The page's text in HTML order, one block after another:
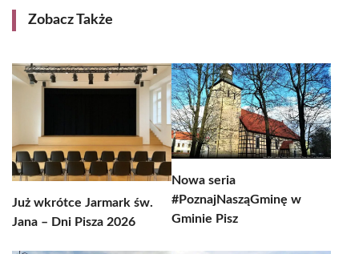
Zobacz Także
Już wkrótce Jarmark św.
Jana – Dni Pisza 2026
Nowa seria
#PoznajNasząGminę w
Gminie Pisz